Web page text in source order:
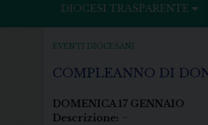
DIOCESI TRASPARENTE
EVENTI DIOCESANI
COMPLEANNO DI
DOMENICA 17 GENNAIO
Descrizione: –